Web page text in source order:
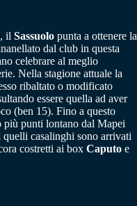
il Sassuolo punta a ottenere la
dal club in questa
celebrare al meglio
Nella stagione attuale la
ribaltato o modificato
essere quella ad aver
(ben 15). Fino a questo
più punti lontano dal Mapei
casalinghi sono arrivati
costretti ai box Caputo e